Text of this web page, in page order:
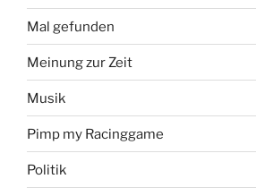
Mal gefunden
Meinung zur Zeit
Musik
Pimp my Racinggame
Politik